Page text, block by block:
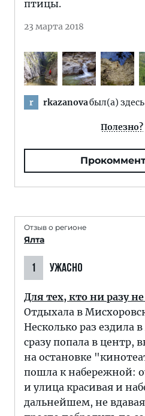
птицы.
23 марта 2018
r rkazanovaбыл(а)
Полезно?
Отзыв о регионе
Ялта
1 УЖАСНО
Для тех, кто ни разу
Отдыхала в
Несколько раз ездила
сразу попала в центр,
на остановке
пошла к набережной:
и улица красивая и
дальнейшем, не